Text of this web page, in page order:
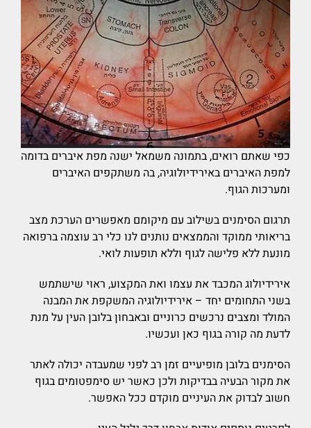
כפי שאתם רואים, בתמונה משמאל ישנה מפת איברים בדומה
למפת האיברים באירידיולוגיה, בה משתקפים האיברים
ומערכות הגוף.
תרגום הסימנים בשילוב עם מיקומם מאפשרים הערכת מצב
בריאותי ממוקד והממצאים נותנים לנו כלי רב עוצמה ברפואה
מונעת ללא פלישה לגוף וללא תופעות לואי.
אירידיולוג המכבד את עצמו ואת המקצוע, ראוי שישתמש
בשני התחומים יחד – אירידיולוגיה המשקפת את המבנה
המולד ומצבים נרכשים כרוניים ובאבחון בלובן העין על מנת
לדעת מה קורה בגוף כאן ועכשיו.
הסימנים בלובן מופיעיים זמן רב לפני שמעבדה יכולה לאתר
את מקור הבעיה בבדיקות ולכן כאשר יש סימפטומים בגוף
חשוב לבדוק את העיניים מוקדם ככל האפשר.